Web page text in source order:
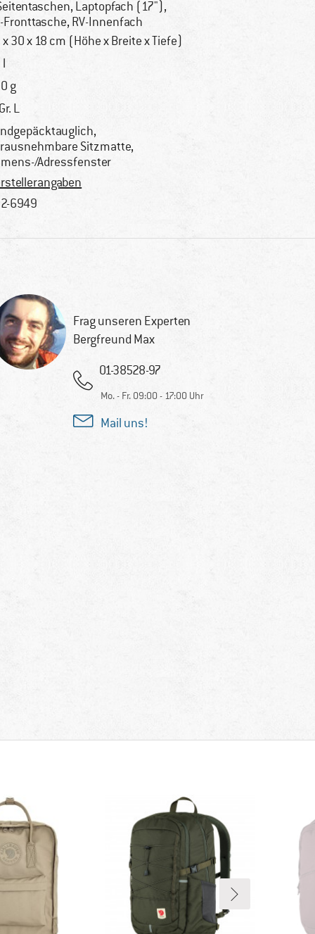
Laptopfach (17"),
Fronttasche, RV-Innenfach
30 x 18 cm (Höhe x Breite x Tiefe)
l
g
L
Sitzmatte,
Adressfenster
6949
Frag unseren Experten
Bergfreund Max
01-38528-97
Mo. - Fr. 09:00 - 17:00 Uhr
Mail uns!